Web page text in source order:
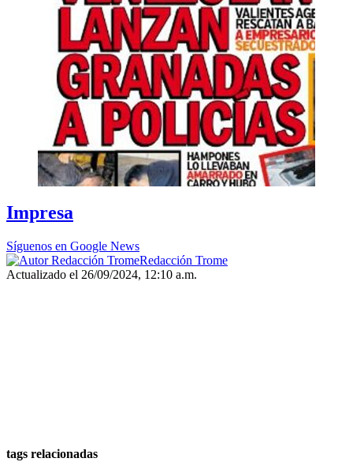
Impresa
Síguenos en Google News
Redacción Trome
Actualizado el 26/09/2024, 12:10 a.m.
tags relacionadas